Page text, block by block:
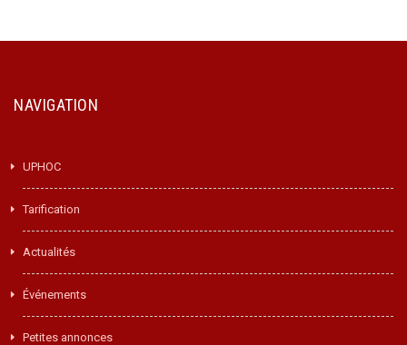
NAVIGATION
UPHOC
Tarification
Actualités
Événements
Petites annonces